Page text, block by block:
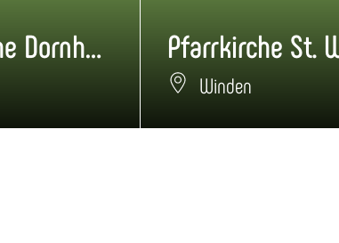
Evangelische Kirche Dornholzhausen
Winden